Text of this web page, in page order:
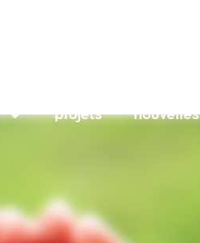
projets nouvelles